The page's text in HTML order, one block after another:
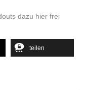
dazu hier frei
teilen